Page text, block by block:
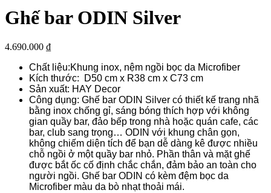
Ghế bar ODIN Silver
4.690.000 ₫
Chất liệu:Khung inox, nệm ngồi bọc da Microfiber
Kích thước: D50 cm x R38 cm x C73 cm
Sản xuất: HAY Decor
Công dụng: Ghế bar ODIN Silver có thiết kế trang nhã
bằng inox chống gỉ, sáng bóng thích hợp với không
gian quầy bar, đảo bếp trong nhà hoặc quán cafe, các
bar, club sang trọng… ODIN với khung chân gọn,
không chiếm diện tích để bạn dễ dàng kê được nhiều
chỗ ngồi ở một quầy bar nhỏ. Phần thân và mặt ghế
được bắt ốc cố định chắc chắn, đảm bảo an toàn cho
người ngồi. Ghế bar ODIN có kèm đệm bọc da
Microfiber màu da bò nhạt thoải mái.